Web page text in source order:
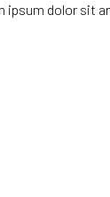
ipsum dolor sit